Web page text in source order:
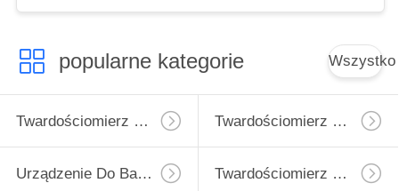
popularne kategorie Wszystko
Twardościomierz Micro Vickers Twardościomierz Vickersa
Urządzenie Do Badania Twardości Rockwell Twardościomierz Brinella